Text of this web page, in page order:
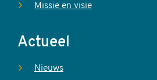
Missie en visie
Actueel
Nieuws